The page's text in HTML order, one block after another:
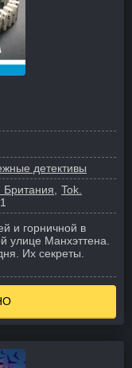
детективы
Британия
Tok.
и горничной в
улице Манхэттена.
Их секреты.